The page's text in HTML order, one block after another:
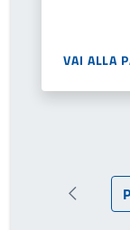
VAI ALLA
Pagina